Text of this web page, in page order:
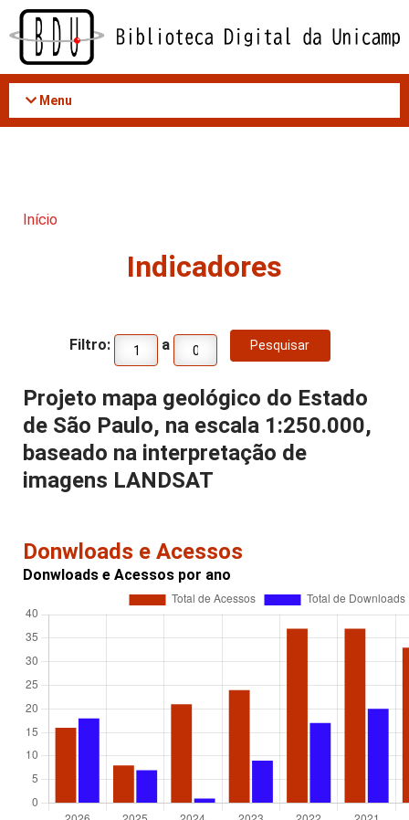
Acessar
conteúdo
Menu
Início
Indicadores
Filtro: a
Projeto mapa geológico do Estado
de São Paulo, na escala 1:250.000,
baseado na interpretação de
imagens LANDSAT
Donwloads e Acessos
Donwloads e Acessos por ano